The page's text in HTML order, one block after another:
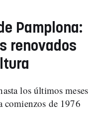
Pamplona:
renovados
los últimos meses
comienzos de 1976